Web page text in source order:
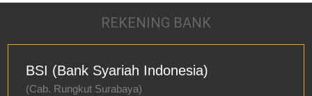
REKENING BANK
BSI (Bank Syariah Indonesia)
(Cab. Rungkut Surabaya)